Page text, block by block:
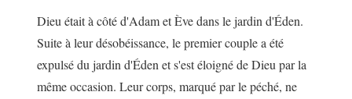
Dieu était à côté d'Adam et Ève dans le jardin d'Éden.
Suite à leur désobéissance, le premier couple a été
expulsé du jardin d'Éden et s'est éloigné de Dieu par la
même occasion. Leur corps, marqué par le péché, ne